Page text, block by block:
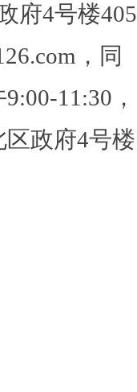
府4号楼405
，同
9:00-11 :30，
政府4号楼